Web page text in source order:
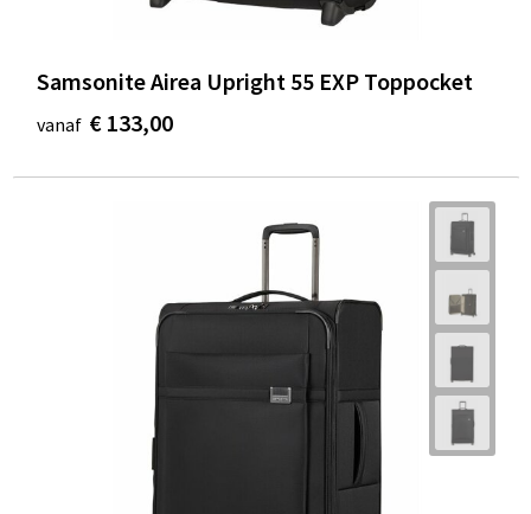
Samsonite Airea Upright 55 EXP Toppocket
vanaf € 133,00